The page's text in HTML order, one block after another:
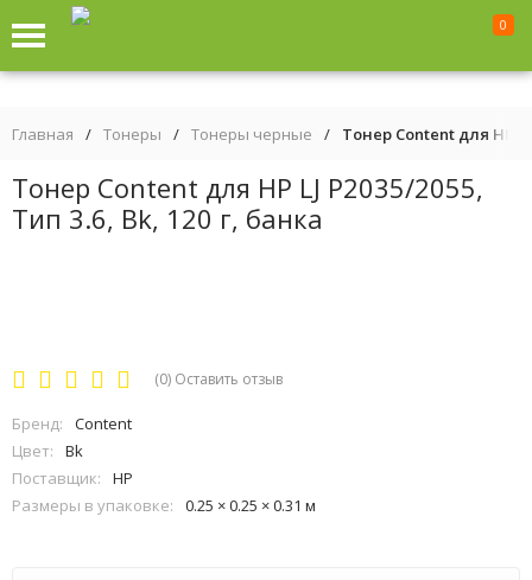
0
Главная / Тонеры / Тонеры черные / Тонер Content для HP
Тонер Content для HP LJ P2035/2055,
Тип 3.6, Bk, 120 г, банка
(0) Оставить отзыв
Бренд:
Content
Цвет:
Bk
Поставщик:
HP
Размеры в упаковке:
0.25 × 0.25 × 0.31 м